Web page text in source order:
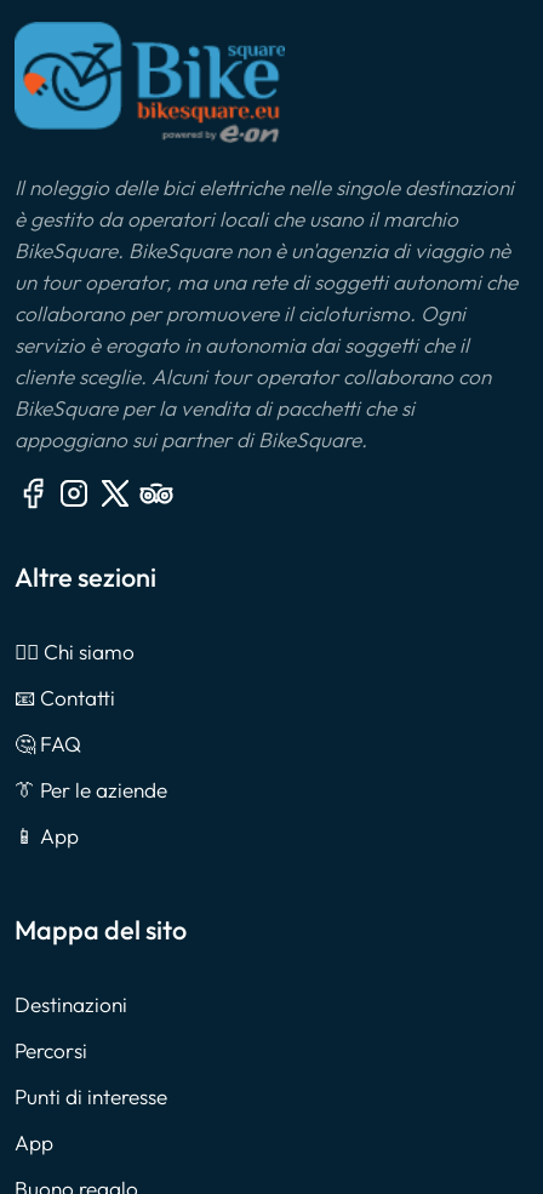
Il noleggio delle bici elettriche nelle singole destinazioni
è gestito da operatori locali che usano il marchio
BikeSquare. BikeSquare non è un'agenzia di viaggio nè
un tour operator, ma una rete di soggetti autonomi che
collaborano per promuovere il cicloturismo. Ogni
servizio è erogato in autonomia dai soggetti che il
cliente sceglie. Alcuni tour operator collaborano con
BikeSquare per la vendita di pacchetti che si
appoggiano sui partner di BikeSquare.
Altre sezioni
🙎‍♂️ Chi siamo
📧 Contatti
🤔 FAQ
👔 Per le aziende
📱 App
Mappa del sito
Destinazioni
Percorsi
Punti di interesse
App
Buono regalo